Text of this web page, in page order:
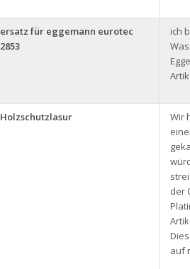
ersatz für eggemann eurotec
2853
ich
Holzschutzlasur
Wir
der
auf